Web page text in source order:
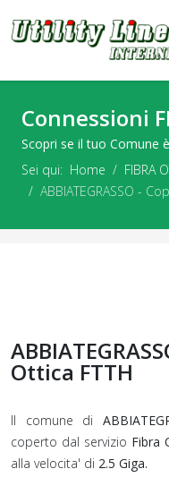
Connessioni
Scopri se il tuo Comune
Sei qui: Home FIBRA
ABBIATEGRASSO -
Ottica FTTH
Il comune di
coperto dal servizio Fibra
alla velocita' di 2.5 Giga.